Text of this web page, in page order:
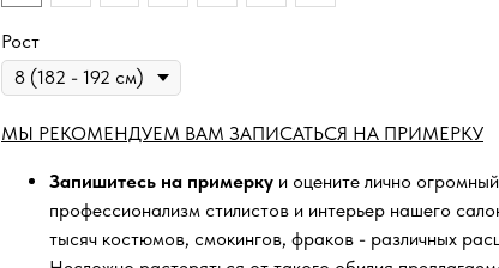
Рост
МЫ РЕКОМЕНДУЕМ ВАМ ЗАПИСАТЬСЯ НА ПРИМЕРКУ
Запишитесь на примерку и оцените лично
профессионализм стилистов и интерьер нашего
тысяч костюмов, смокингов, фраков - различных